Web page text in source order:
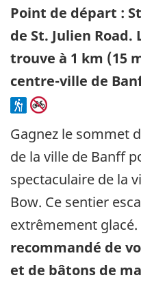
Point de départ :
de St. Julien
trouve à 1 km (15
centre-ville de
Gagnez le sommet
de la ville de Banff
spectaculaire de la
Bow. Ce sentier
extrêmement glacé.
recommandé de
et de bâtons de